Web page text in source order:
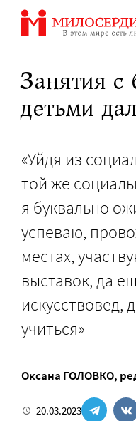
Перейти
содержанию
Занятия
детьми
«Уйдя из
той же
я буквально
успеваю,
местах,
выставок, да
искусствовед,
учиться»
Оксана ГОЛОВКО,
20.03.2023